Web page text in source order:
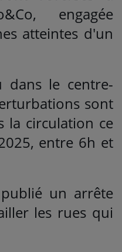
engagée
atteintes d'un
dans le centre-
sont
la circulation ce
entre 6h et
un arrête
les rues qui